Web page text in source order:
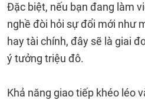
Đặc biệt, nếu bạn đang làm
nghề đòi hỏi sự đổi mới như
hay tài chính, đây sẽ là giai
ý tưởng triệu đô.
Khả năng giao tiếp khéo léo